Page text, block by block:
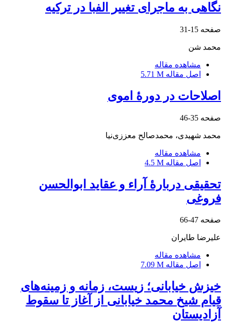
نگاهی به ماجرای تغییر الفبا در ترکیه
صفحه 15-31
محمد شن
مشاهده مقاله
اصل مقاله 5.71 M
اصلاحات در دورۀ اموی
صفحه 35-46
محمد شهیدی، محمدصالح معززی‌نیا
مشاهده مقاله
اصل مقاله 4.5 M
تحقیقی دربارۀ آراء و عقاید ابوالحسن
فروغی
صفحه 47-66
علیرضا طایران
مشاهده مقاله
اصل مقاله 7.09 M
خیزش خیابانی؛ زیست، زمانه و زمینه‌های
قیام شیخ محمد خیابانی از آغاز تا سقوط
آزادیستان